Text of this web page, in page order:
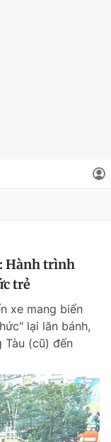
Hành trình
trẻ
xe mang biển
lại lăn bánh,
Tàu (cũ) đến